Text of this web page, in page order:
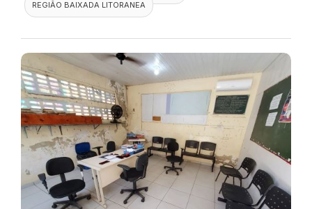
REGIÃO BAIXADA LITORANEA